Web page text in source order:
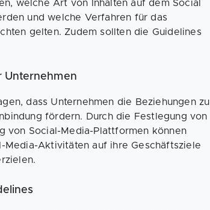
welche Art von Inhalten auf dem Social
und welche Verfahren für das
gelten. Zudem sollten die Guidelines
Unternehmen
dass Unternehmen die Beziehungen zu
fördern. Durch die Festlegung von
von Social-Media-Plattformen können
Media-Aktivitäten auf ihre Geschäftsziele